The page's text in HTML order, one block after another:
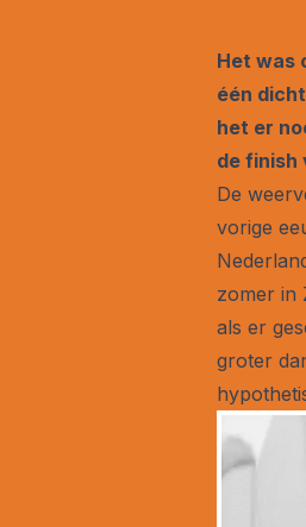
Het was
één
het er
de finish
De
vorige
zomer in
als er
groter